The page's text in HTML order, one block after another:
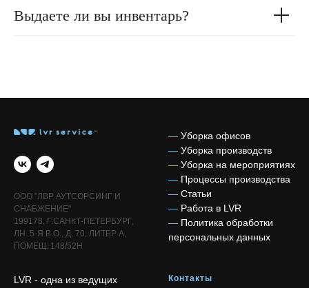
Выдаете ли вы инвентарь?
ООО "ЛВР АУТСОРСИНГ И
СНАБЖЕНИЕ"
199178, Г.САНКТ-ПЕТЕРБУРГ,
ЛН. 5-Я В.О., Д. 70, ЛИТЕР А,
ПОМЕЩ. 148/52Н
— Уборка офисов
— Уборка производств
— Уборка на мероприятиях
— Процессы производства
— Статьи
— Работа в LVR
— Политика обработки
персональных данных
LVR - одна из ведущих
Контакты